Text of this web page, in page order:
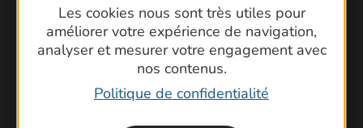
Les cookies nous sont très utiles pour
améliorer votre expérience de navigation,
analyser et mesurer votre engagement avec
nos contenus.
Politique de confidentialité